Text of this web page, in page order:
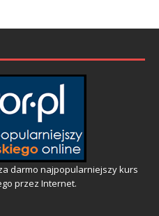
darmo najpopularniejszy kurs
przez Internet.